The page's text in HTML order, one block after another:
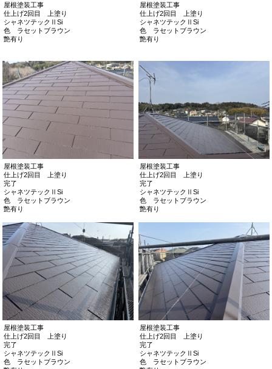
屋根塗装工事
仕上げ2回目 上塗り
シャネツテックⅡSi
色 ラセットブラウン
艶有り
屋根塗装工事
仕上げ2回目 上塗り
シャネツテックⅡSi
色 ラセットブラウン
艶有り
屋根塗装工事
仕上げ2回目 上塗り
完了
シャネツテックⅡSi
色 ラセットブラウン
艶有り
屋根塗装工事
仕上げ2回目 上塗り
完了
シャネツテックⅡSi
色 ラセットブラウン
艶有り
屋根塗装工事
仕上げ2回目 上塗り
完了
シャネツテックⅡSi
色 ラセットブラウン
屋根塗装工事
仕上げ2回目 上塗り
完了
シャネツテックⅡSi
色 ラセットブラウン